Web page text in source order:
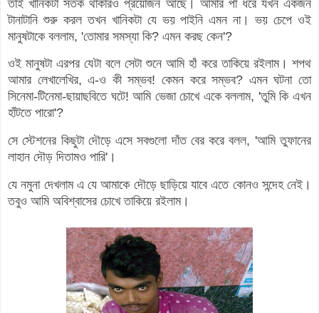
তাই খানিকটা সতর্ক থাকারও প্রয়োজন আছে। আমার পা ধরে যখন একজন
টানাটানি শুরু করল তখন খানিকটা যে ভয় পাইনি এমন না। ভয় চেপে ওই
মানুষটাকে বললাম, 'তোমার সমস্যা কি? এমন করছ কেন'?
ওই মানুষটা এরপর যেটা বলে সেটা শুনে আমি হাঁ করে তাকিয়ে রইলাম। শপথ
আমার লেখালেখির, এ-ও কী সম্ভব! কেমন করে সম্ভব? এমন ঘটনা তো
সিনেমা-টিনেমা-ছায়াছবিতে ঘটে! আমি ভেজা চোখে একে বললাম, 'তুমি কি এখন
হাঁটতে পারো'?
সে স্টেশনের কিছুটা দৌড়ে এসে সবগুলো দাঁত বের করে বলল, 'আমি তুফানের
লাহান দৌড় দিতামও পারি'।
যে নমুনা দেখলাম এ যে আমাকে দৌড়ে ছাড়িয়ে যাবে এতে কোনও সন্দেহ নেই।
তবুও আমি অবিশ্বাসের চোখে তাকিয়ে রইলাম।